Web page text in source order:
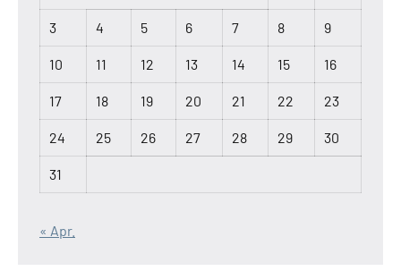
3 4 5 6 7 8 9
10 11 12 13 14 15 16
17 18 19 20 21 22 23
24 25 26 27 28 29 30
31
« Apr.